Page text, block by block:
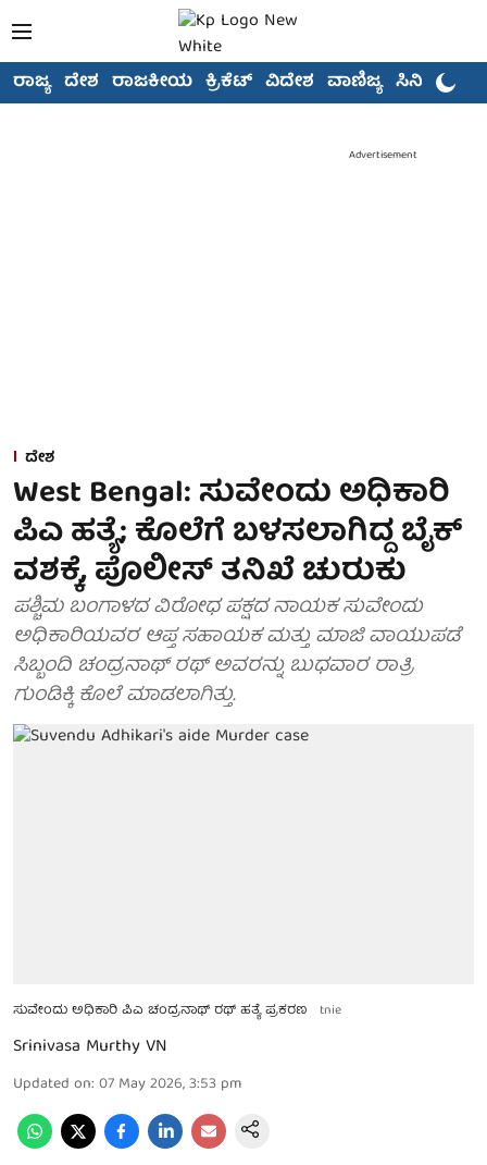
ರಾಜ್ಯ ದೇಶ ರಾಜಕೀಯ ಕ್ರಿಕೆಟ್ ವಿದೇಶ ವಾಣಿಜ್ಯ ಸಿನಿಮಾ
Advertisement
ದೇಶ
West Bengal: ಸುವೇಂದು ಅಧಿಕಾರಿ
ಪಿಎ ಹತ್ಯೆ; ಕೊಲೆಗೆ ಬಳಸಲಾಗಿದ್ದ ಬೈಕ್
ವಶಕ್ಕೆ, ಪೊಲೀಸ್ ತನಿಖೆ ಚುರುಕು
ಪಶ್ಚಿಮ ಬಂಗಾಳದ ವಿರೋಧ ಪಕ್ಷದ ನಾಯಕ ಸುವೇಂದು
ಅಧಿಕಾರಿಯವರ ಆಪ್ತ ಸಹಾಯಕ ಮತ್ತು ಮಾಜಿ ವಾಯುಪಡೆ
ಸಿಬ್ಬಂದಿ ಚಂದ್ರನಾಥ್ ರಥ್ ಅವರನ್ನು ಬುಧವಾರ ರಾತ್ರಿ
ಗುಂಡಿಕ್ಕಿ ಕೊಲೆ ಮಾಡಲಾಗಿತ್ತು.
ಸುವೇಂದು ಅಧಿಕಾರಿ ಪಿಎ ಚಂದ್ರನಾಥ್ ರಥ್ ಹತ್ಯೆ ಪ್ರಕರಣ tnie
Srinivasa Murthy VN
Updated on: 07 May 2026, 3:53 pm